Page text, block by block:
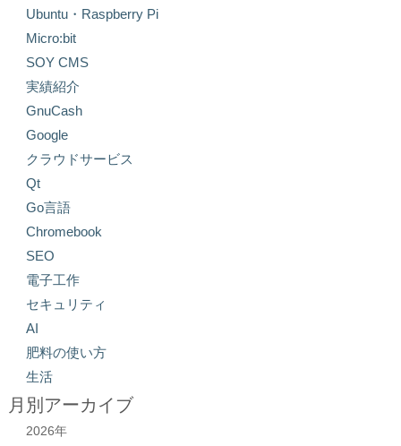
Ubuntu・Raspberry Pi
Micro:bit
SOY CMS
実績紹介
GnuCash
Google
クラウドサービス
Qt
Go言語
Chromebook
SEO
電子工作
セキュリティ
AI
肥料の使い方
生活
月別アーカイブ
2026年